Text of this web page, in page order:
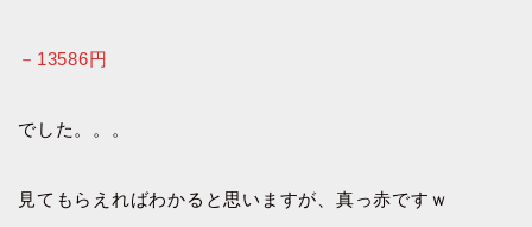
－13586円
でした。。。
見てもらえればわかると思いますが、真っ赤ですｗ